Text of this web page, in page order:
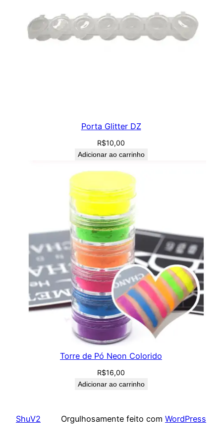
Porta Glitter DZ
R$10,00
Adicionar ao carrinho
Torre de Pó Neon Colorido
R$16,00
Adicionar ao carrinho
ShuV2 Orgulhosamente feito com WordPress